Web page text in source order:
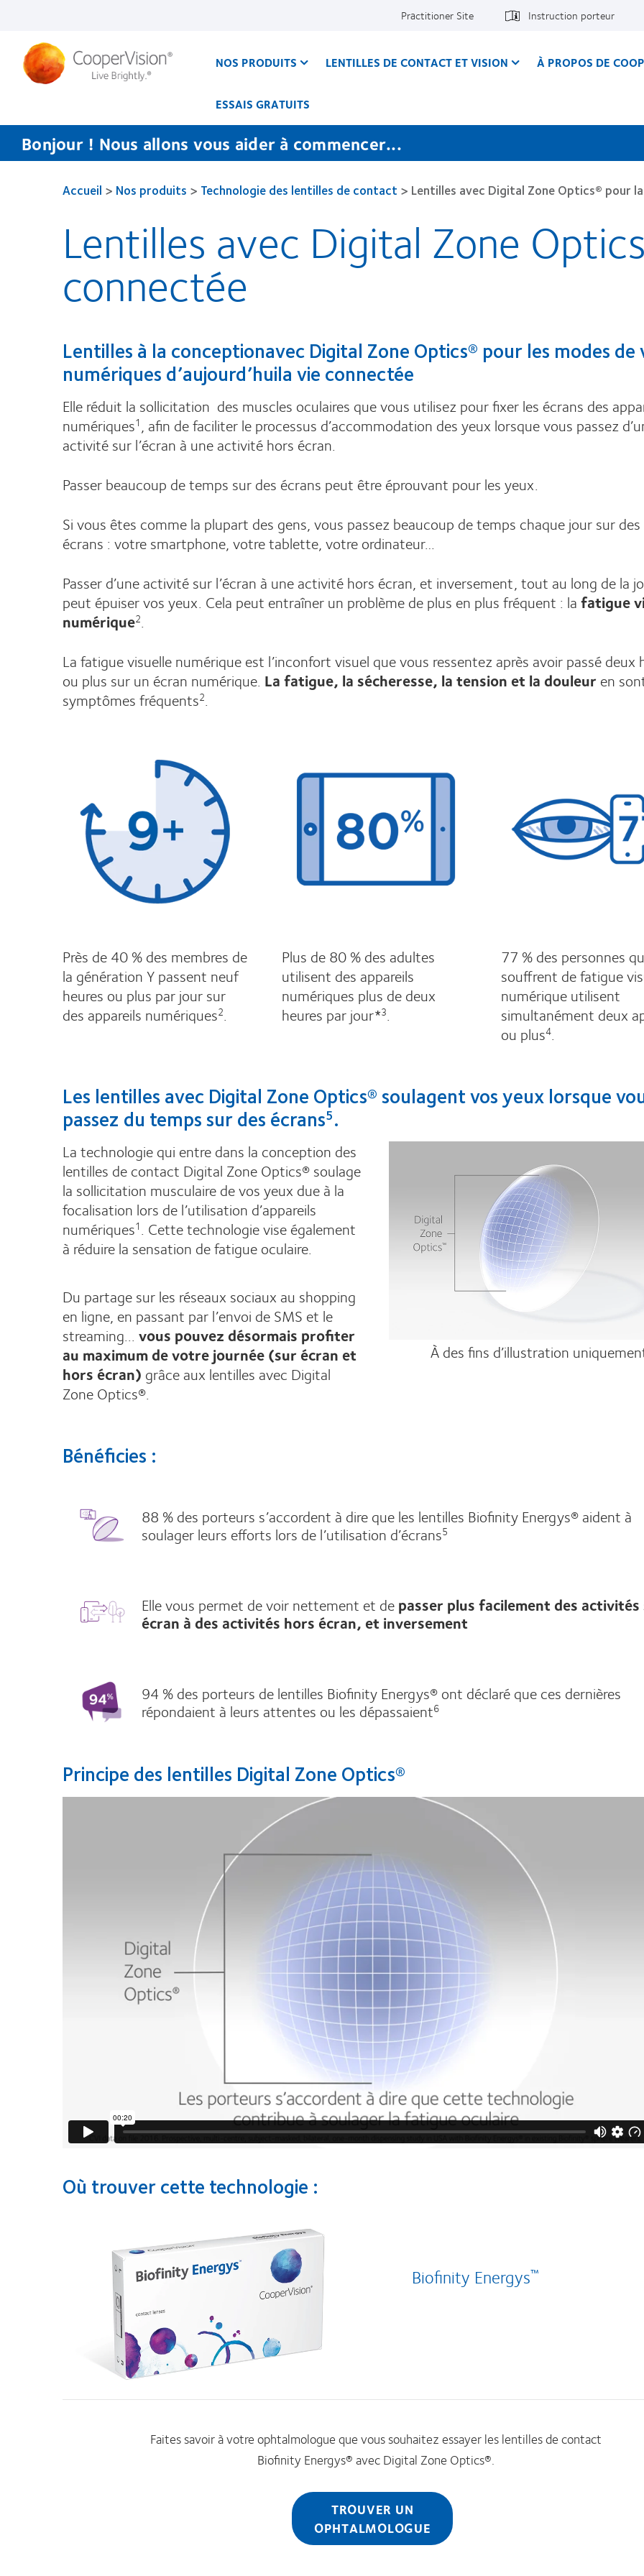
principal
Practitioner Site Instruction porteur
NOS PRODUITS LENTILLES DE CONTACT ET VISION À PROPOS DE
ESSAIS GRATUITS
Bonjour ! Nous allons vous aider à commencer...
Accueil > Nos produits > Technologie des lentilles de contact > Lentilles avec Digital Zone Optics® pour
Lentilles avec Digital Zone
connectée
Lentilles à la conceptionavec Digital Zone Optics® pour les modes de
numériques d’aujourd’huila vie connectée
Elle réduit la sollicitation des muscles oculaires que vous utilisez pour fixer les écrans des
numériques1, afin de faciliter le processus d’accommodation des yeux lorsque vous passez
activité sur l’écran à une activité hors écran.
Passer beaucoup de temps sur des écrans peut être éprouvant pour les yeux.
Si vous êtes comme la plupart des gens, vous passez beaucoup de temps chaque jour sur des
écrans : votre smartphone, votre tablette, votre ordinateur…
Passer d’une activité sur l’écran à une activité hors écran, et inversement, tout au long de la
peut épuiser vos yeux. Cela peut entraîner un problème de plus en plus fréquent : lafatigue
numérique2.
La fatigue visuelle numérique est l’inconfort visuel que vous ressentez après avoir passé deux
ou plus sur un écran numérique. La fatigue, la sécheresse, la tension et la douleur en
symptômes fréquents2.
Près de 40 % des membres de
la génération Y passent neuf
heures ou plus par jour sur
des appareils numériques2.
Plus de 80 % des adultes
utilisent des appareils
numériques plus de deux
heures par jour*3.
77 % des personnes
souffrent de fatigue
numérique utilisent
simultanément deux
ou plus4.
Les lentilles avec Digital Zone Optics® soulagent vos yeux lorsque
passez du temps sur des écrans5.
La technologie qui entre dans la conception des
lentilles de contact Digital Zone Optics® soulage
la sollicitation musculaire de vos yeux due à la
focalisation lors de l’utilisation d’appareils
numériques1. Cette technologie vise également
à réduire la sensation de fatigue oculaire.
Du partage sur les réseaux sociaux au shopping
en ligne, en passant par l’envoi de SMS et le
streaming... vous pouvez désormais profiter
au maximum de votre journée (sur écran et
hors écran) grâce aux lentilles avec Digital
Zone Optics®.
À des fins d’illustration
Bénéficies :
88 % des porteurs s’accordent à dire que les lentilles Biofinity Energys® aident à
soulager leurs efforts lors de l’utilisation d’écrans5
Elle vous permet de voir nettement et depasser plus facilement des
écran à des activités hors écran, et inversement
94 % des porteurs de lentilles Biofinity Energys® ont déclaré que ces dernières
répondaient à leurs attentes ou les dépassaient6
Principe des lentilles Digital Zone Optics®
Où trouver cette technologie :
Biofinity Energys™
Faites savoir à votre ophtalmologue que vous souhaitez essayer les lentilles de contact
Biofinity Energys® avec Digital Zone Optics®.
TROUVER UN
OPHTALMOLOGUE